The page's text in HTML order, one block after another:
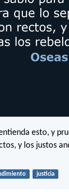
esto, y
y los justos
justicia